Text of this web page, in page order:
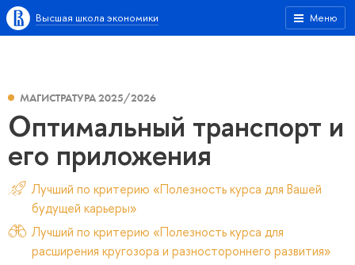
Меню
Высшая школа экономики
МАГИСТРАТУРА 2025/2026
Оптимальный транспорт и
его приложения
Лучший по критерию «Полезность курса для Вашей
будущей карьеры»
Лучший по критерию «Полезность курса для
расширения кругозора и разностороннего развития»